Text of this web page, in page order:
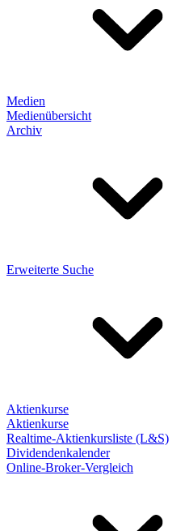
Medien
Medienübersicht
Archiv
Erweiterte Suche
Aktienkurse
Aktienkurse
Realtime-Aktienkursliste (L&S)
Dividendenkalender
Online-Broker-Vergleich